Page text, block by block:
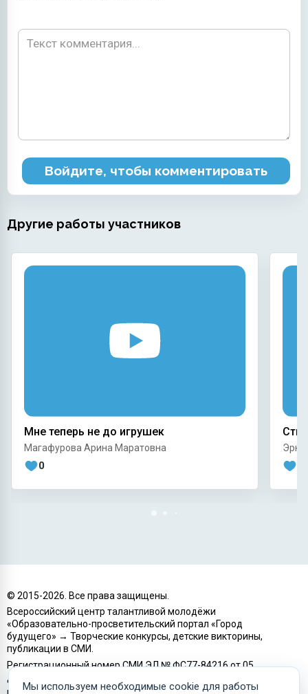
Войдите, чтобы комментировать
Другие работы участников
Мне теперь не до игрушек
Магафурова Арина Маратовна
0
© 2015-2026 . Все права защищены.
Всероссийский центр талантливой молодёжи
«Образовательно-просветительский портал «Город
будущего» → Творческие конкурсы, детские викторины,
публикации в СМИ.
Регистрационный номер СМИ ЭЛ № ФС77-84216 от 05
декабря 2022 г. СМИ зарегистрировано Роскомнадзором.
Мы используем необходимые cookie для работы